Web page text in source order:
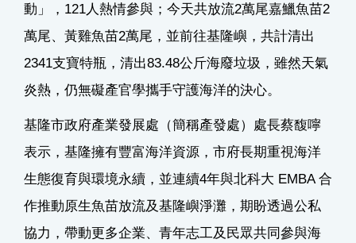
動」，121人熱情參與；今天共放流2萬尾嘉鱲魚苗2
萬尾、黃雞魚苗2萬尾，並前往基隆嶼，共計清出
2341支寶特瓶，清出83.48公斤海廢垃圾，雖然天氣
炎熱，仍無礙產官學攜手守護海洋的決心。
基隆市政府產業發展處（簡稱產發處）處長蔡馥嚀
表示，基隆擁有豐富海洋資源，市府長期重視海洋
生態復育與環境永續，並連續4年與北科大 EMBA 合
作推動原生魚苗放流及基隆嶼淨灘，期盼透過公私
協力，帶動更多企業、青年志工及民眾共同參與海